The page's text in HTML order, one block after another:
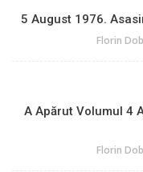
5 August 1976.
Florin
A Apărut Volumul 4
Florin